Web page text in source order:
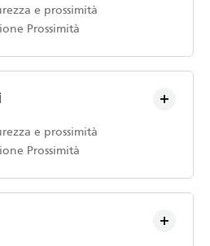
e prossimità
Prossimità
e prossimità
Prossimità